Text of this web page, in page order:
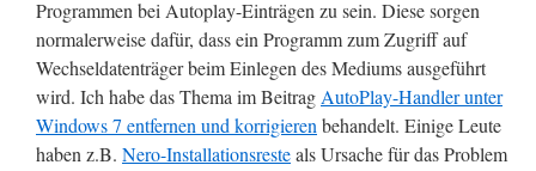
Programmen bei Autoplay-Einträgen zu sein. Diese sorgen
normalerweise dafür, dass ein Programm zum Zugriff auf
Wechseldatenträger beim Einlegen des Mediums ausgeführt
wird. Ich habe das Thema im Beitrag AutoPlay-Handler unter
Windows 7 entfernen und korrigieren behandelt. Einige Leute
haben z.B. Nero-Installationsresteals Ursache für das Problem